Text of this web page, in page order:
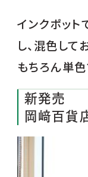
インクポット
し、混色して
もちろん単
新発売
岡﨑百貨